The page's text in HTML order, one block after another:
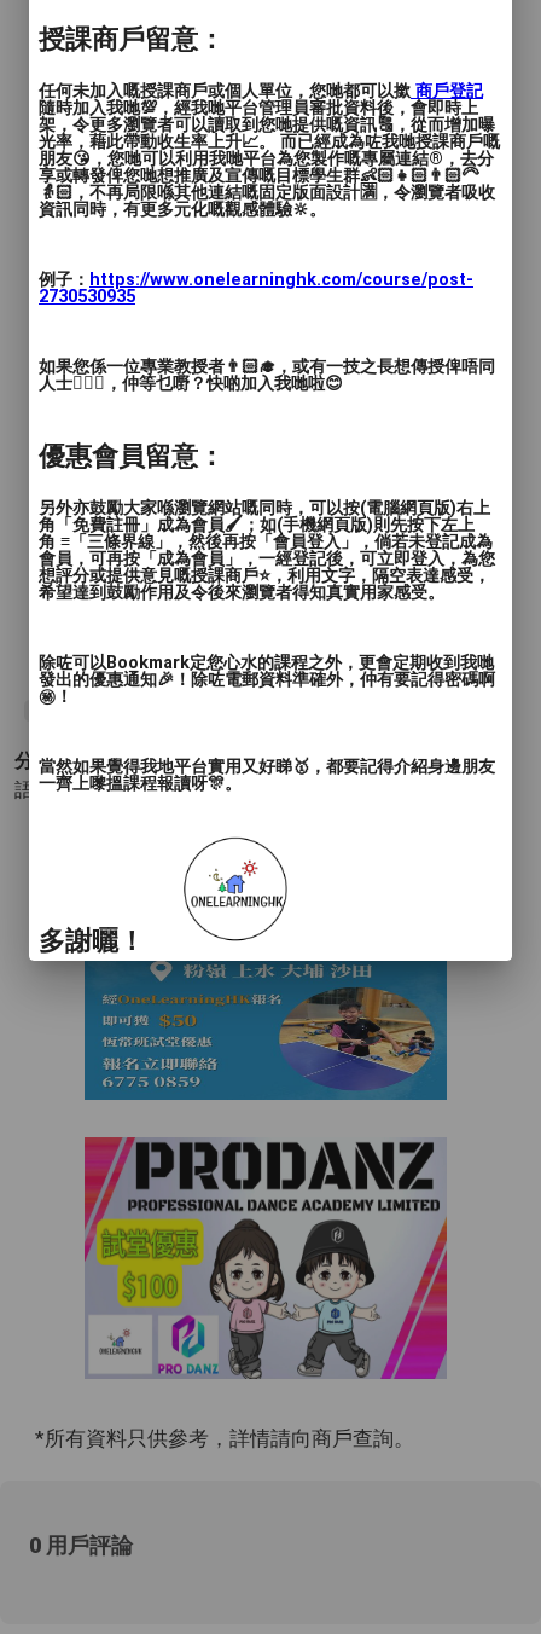
大量練習及學習資源
分類 :
語言 - 日語
*所有資料只供參考，詳情請向商戶查詢。
0 用戶評論
授課商戶留意：
任何未加入嘅授課商戶或個人單位，您哋都可以撳 商戶登記
隨時加入我哋💯，經我哋平台管理員審批資料後，會即時上
架，令更多瀏覽者可以讀取到您哋提供嘅資訊🔠，從而增加曝
光率，藉此帶動收生率上升📈。 而已經成為咗我哋授課商戶嘅
朋友😘，您哋可以利用我哋平台為您製作嘅專屬連結®️，去分
享或轉發俾您哋想推廣及宣傳嘅目標學生群👶🏻👧🏻👨🏻‍🦳
👵🏻，不再局限喺其他連結嘅固定版面設計🈵，令瀏覽者吸收
資訊同時，有更多元化嘅觀感體驗🔆。
例子： https://www.onelearninghk.com/course/post-
2730530935
如果您係一位專業教授者👨🏻‍🎓，或有一技之長想傳授俾唔同
人士🙋🏻‍♂️，仲等乜嘢？快啲加入我哋啦😊
優惠會員留意：
另外亦鼓勵大家喺瀏覽網站嘅同時，可以按(電腦網頁版)右上
角「免費註冊」成為會員🖌️；如(手機網頁版)則先按下左上
角 ≡「三條界線」，然後再按「會員登入」，倘若未登記成為
會員，可再按「成為會員」，一經登記後，可立即登入，為您
想評分或提供意見嘅授課商戶⭐️，利用文字，隔空表達感受，
希望達到鼓勵作用及令後來瀏覽者得知真實用家感受。
除咗可以Bookmark定您心水的課程之外，更會定期收到我哋
發出的優惠通知🎉！除咗電郵資料準確外，仲有要記得密碼啊
㊙️！
當然如果覺得我地平台實用又好睇🥇，都要記得介紹身邊朋友
一齊上嚟搵課程報讀呀🎊。
多謝曬！